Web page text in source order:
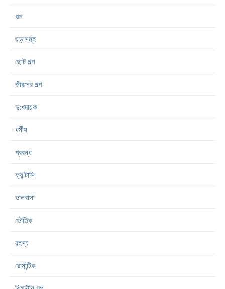
গল্প
ছড়াসমূহ
ছোট গল্প
জীবনের গল্প
দু:খদায়ক
ধর্মীয়
প্রবন্ধ
ফ্যান্টাসি
ভালবাসা
ভৌতিক
রহস্য
রোমান্টিক